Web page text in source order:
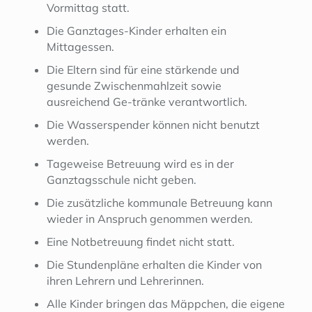
Vormittag statt.
Die Ganztages-Kinder erhalten ein
Mittagessen.
Die Eltern sind für eine stärkende und
gesunde Zwischenmahlzeit sowie
ausreichend Ge-tränke verantwortlich.
Die Wasserspender können nicht benutzt
werden.
Tageweise Betreuung wird es in der
Ganztagsschule nicht geben.
Die zusätzliche kommunale Betreuung kann
wieder in Anspruch genommen werden.
Eine Notbetreuung findet nicht statt.
Die Stundenpläne erhalten die Kinder von
ihren Lehrern und Lehrerinnen.
Alle Kinder bringen das Mäppchen, die eigene